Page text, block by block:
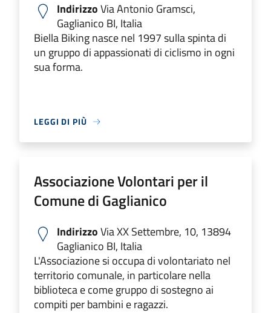
IndirizzoVia Antonio Gramsci,
Gaglianico BI, Italia
Biella Biking nasce nel 1997 sulla spinta di
un gruppo di appassionati di ciclismo in ogni
sua forma.
LEGGI DI PIÙ
Associazione Volontari per il
Comune di Gaglianico
IndirizzoVia XX Settembre, 10, 13894
Gaglianico BI, Italia
L'Associazione si occupa di volontariato nel
territorio comunale, in particolare nella
biblioteca e come gruppo di sostegno ai
compiti per bambini e ragazzi.